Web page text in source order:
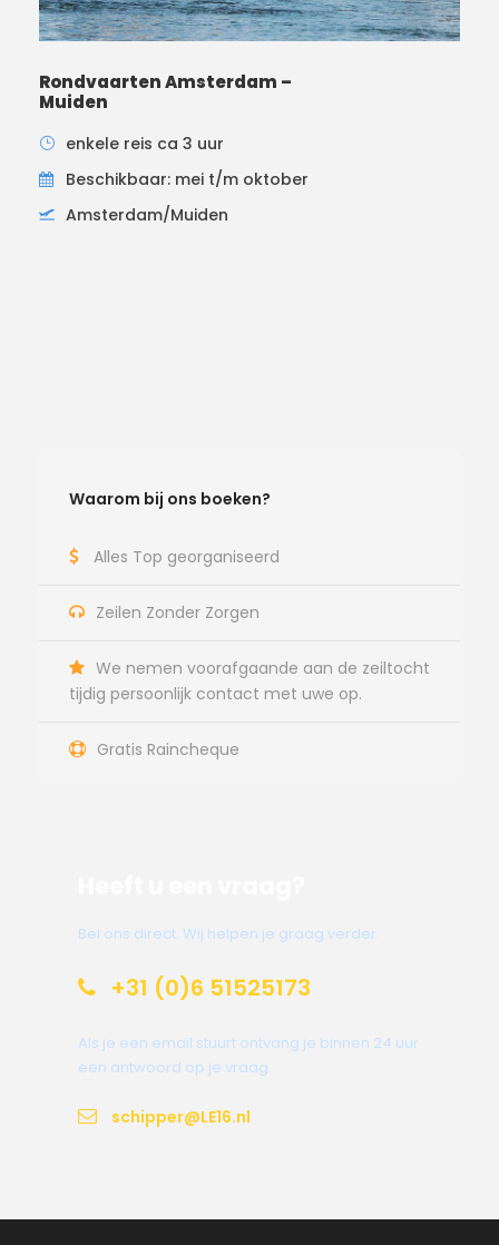
Rondvaarten Amsterdam –
Muiden
enkele reis ca 3 uur
Beschikbaar: mei t/m oktober
Amsterdam/Muiden
Waarom bij ons boeken?
Alles Top georganiseerd
Zeilen Zonder Zorgen
We nemen voorafgaande aan de zeiltocht
tijdig persoonlijk contact met uwe op.
Gratis Raincheque
Bel ons direct. Wij helpen je graag verder.
+31 (0)6 51525173
Als je een email stuurt ontvang je binnen 24 uur
een antwoord op je vraag.
schipper@LE16.nl